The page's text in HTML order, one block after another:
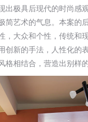
出极具后现代的时尚感
简艺术的气息。本案的
，大众和个性，传统和
创新的手法，人性化的
格相结合，营造出别样的